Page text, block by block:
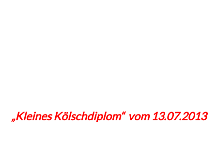
„Kleines Kölschdiplom“ vom 13.07.2013